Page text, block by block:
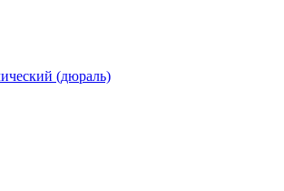
(дюраль)